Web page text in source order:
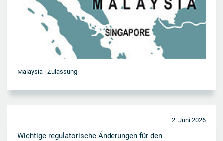
Malaysia | Zulassung
2. Juni 2026
Wichtige regulatorische Änderungen für den